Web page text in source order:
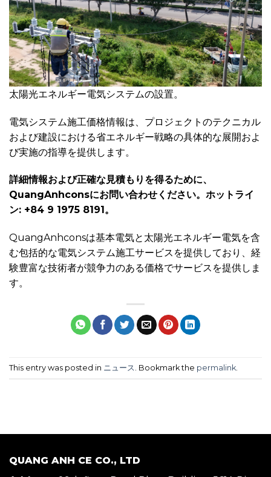
太陽光エネルギー電気システムの設置。
電気システム施工価格情報は、プロジェクトのテクニカル
および建設における省エネルギー戦略の具体的な展開およ
び実施の指導を提供します。
詳細情報および正確な見積もりを得るために、
QuangAnhconsにお問い合わせください。ホットライ
ン: +84 9 1975 8191。
QuangAnhconsは基本電気と太陽光エネルギー電気を含
む包括的な電気システム施工サービスを提供しており、経
験豊富な技術者が競争力のある価格でサービスを提供しま
す。
This entry was posted in ニュース . Bookmark the permalink
QUANG ANH CE CO., LTD